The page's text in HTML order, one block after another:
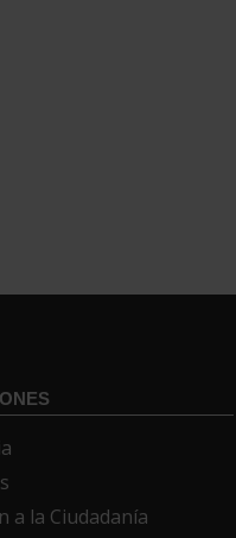
a la Ciudadanía